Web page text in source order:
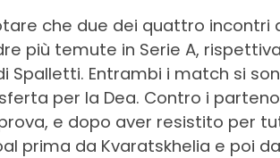
che due dei quattro
più temute in Serie A,
Spalletti. Entrambi i match si
per la Dea. Contro i
e dopo aver resistito per
prima da Kvaratskhelia e poi